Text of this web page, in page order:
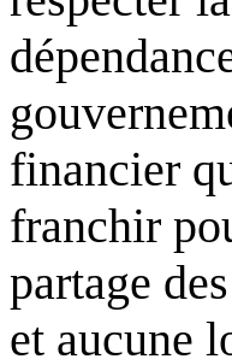
financier
franchir
partage
et aucune